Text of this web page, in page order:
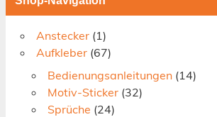
Anstecker (1)
Aufkleber (67)
Bedienungsanleitungen (14)
Motiv-Sticker (32)
Sprüche (24)